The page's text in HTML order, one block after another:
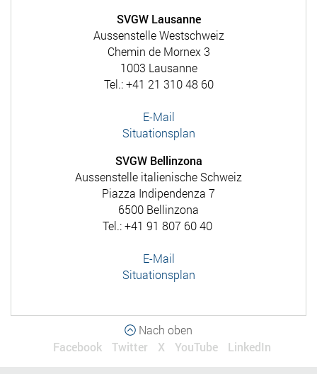
SVGW Lausanne
Aussenstelle Westschweiz
Chemin de Mornex 3
1003 Lausanne
Tel.: +41 21 310 48 60
E-Mail
Situationsplan
SVGW Bellinzona
Aussenstelle italienische Schweiz
Piazza Indipendenza 7
6500 Bellinzona
Tel.: +41 91 807 60 40
E-Mail
Situationsplan
Nach oben
Facebook
Twitter X YouTube LinkedIn